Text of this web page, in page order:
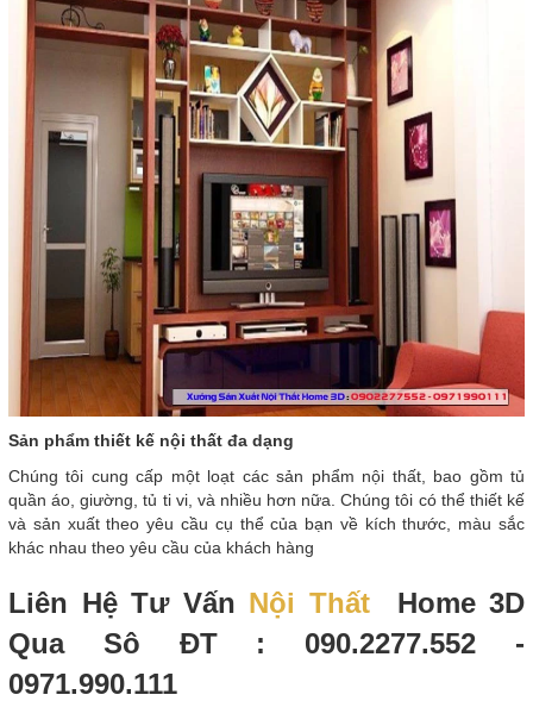
Sản phẩm thiết kế nội thất đa dạng
Chúng tôi cung cấp một loạt các sản phẩm nội thất, bao gồm tủ
quần áo, giường, tủ ti vi, và nhiều hơn nữa. Chúng tôi có thể thiết kế
và sản xuất theo yêu cầu cụ thể của bạn về kích thước, màu sắc
khác nhau theo yêu cầu của khách hàng
Liên Hệ Tư Vấn Nội ThấtHome 3D
Qua Sô ĐT : 090.2277.552 -
0971.990.111